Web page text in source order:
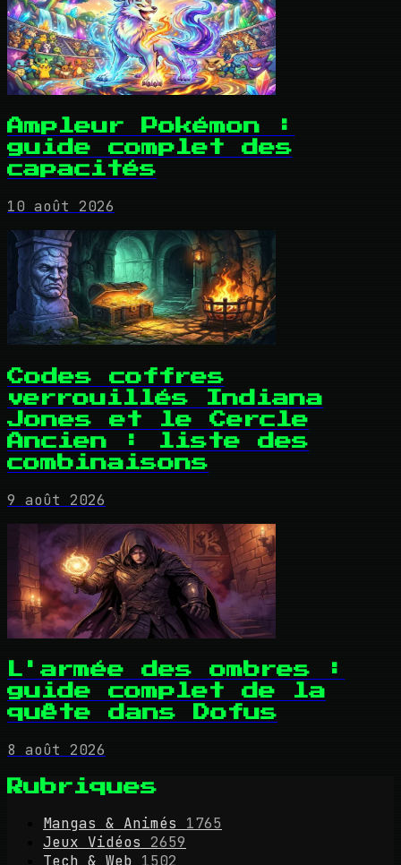
Ampleur Pokémon :
guide complet des
capacités
10 août 2026
Codes coffres
verrouillés Indiana
Jones et le Cercle
Ancien : liste des
combinaisons
9 août 2026
L'armée des ombres :
guide complet de la
quête dans Dofus
8 août 2026
Rubriques
Mangas & Animés
1765
Jeux Vidéos
2659